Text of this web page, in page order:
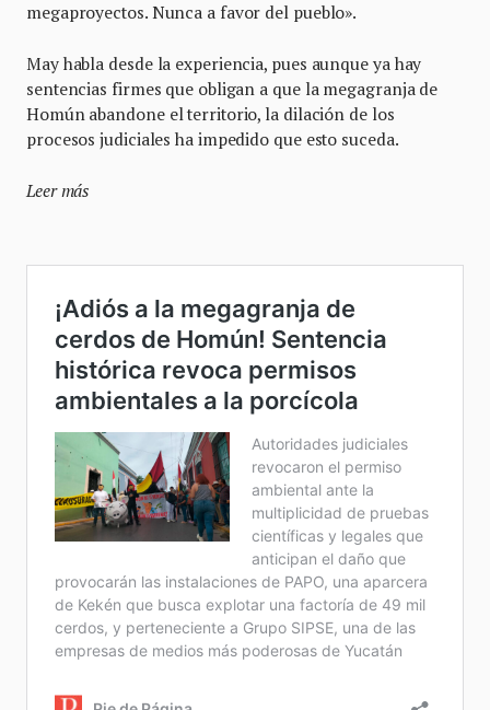
megaproyectos. Nunca a favor del pueblo».
May habla desde la experiencia, pues aunque ya hay
sentencias firmes que obligan a que la megagranja de
Homún abandone el territorio, la dilación de los
procesos judiciales ha impedido que esto suceda.
Leer más